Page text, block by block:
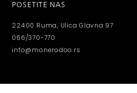
POSETITE NAS
22400 Ruma, Ulica Glavna 97
066/370-770
info@monerodoo.rs